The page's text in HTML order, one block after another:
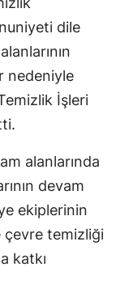
dile
nedeniyle
İşleri
alanlarında
devam
ekiplerinin
çevre temizliği
katkı